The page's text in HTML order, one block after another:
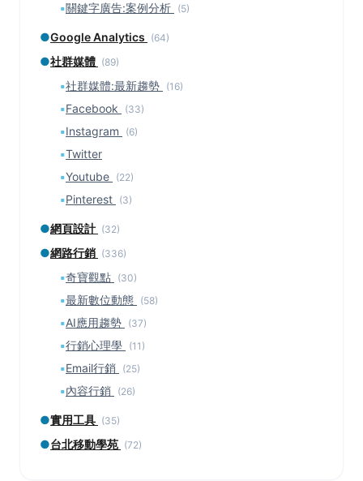
▪關鍵字廣告:案例分析 (5)
●Google Analytics (64)
●社群媒體 (89)
▪社群媒體:最新趨勢 (16)
▪Facebook (33)
▪Instagram (6)
▪Twitter
▪Youtube (22)
▪Pinterest (3)
●網頁設計 (32)
●網路行銷 (336)
▪奇寶觀點 (30)
▪最新數位動態 (58)
▪AI應用趨勢 (37)
▪行銷心理學 (11)
▪Email行銷 (25)
▪內容行銷 (26)
●實用工具 (35)
●台北移動學苑 (72)